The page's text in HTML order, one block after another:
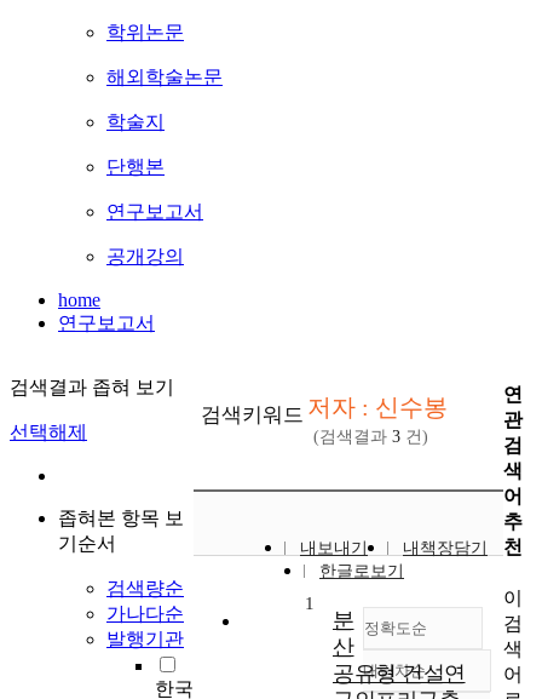
학위논문
해외학술논문
학술지
단행본
연구보고서
공개강의
home
연구보고서
검색결과 좁혀 보기
선택해제
좁혀본 항목 보
기순서
검색량순
가나다순
발행기관
한국
검색키워드 저자 : 신수봉
(검색결과 3 건)
내보내기
내책장담기
한글로보기
정확도순
정확도
내림차순
1
분
산
공유형 건설연
연
관
검
색
어
추
천
이
검
색
어